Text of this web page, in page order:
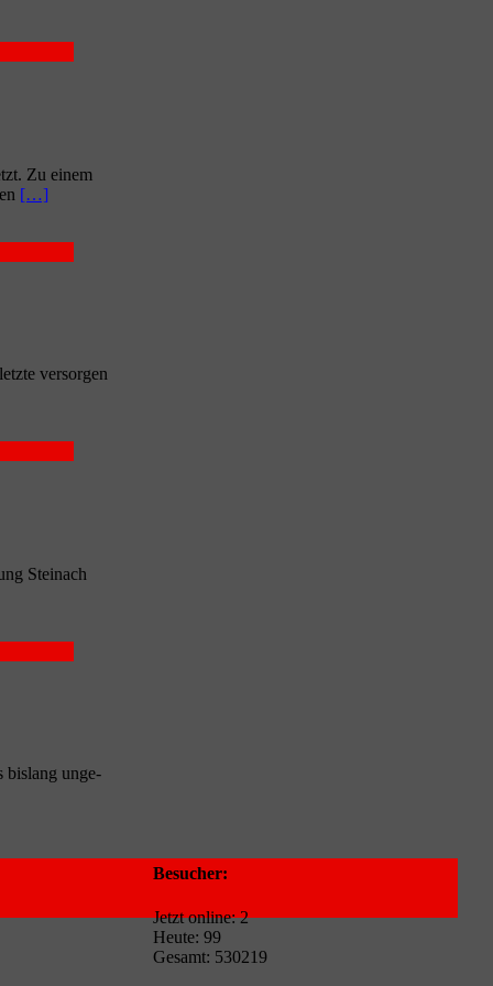
Zu einem
[…]
ver­sor­gen
Stein­ach
bis­lang unge­
Besucher:
Jetzt online: 2
Heute: 99
Gesamt: 530219